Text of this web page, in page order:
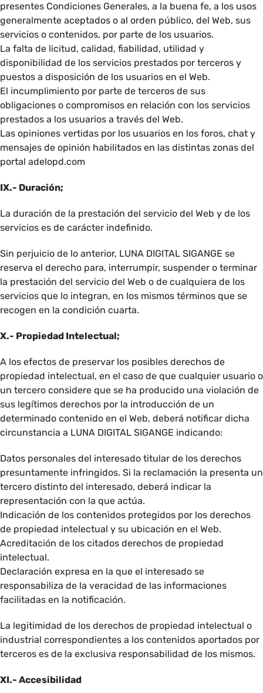
presentes Condiciones Generales, a la buena fe, a los usos
generalmente aceptados o al orden público, del Web, sus
servicios o contenidos, por parte de los usuarios.
La falta de licitud, calidad, fiabilidad, utilidad y
disponibilidad de los servicios prestados por terceros y
puestos a disposición de los usuarios en el Web.
El incumplimiento por parte de terceros de sus
obligaciones o compromisos en relación con los servicios
prestados a los usuarios a través del Web.
Las opiniones vertidas por los usuarios en los foros, chat y
mensajes de opinión habilitados en las distintas zonas del
portal adelopd.com
IX.- Duración;
La duración de la prestación del servicio del Web y de los
servicios es de carácter indefinido.
Sin perjuicio de lo anterior, LUNA DIGITAL SIGANGE se
reserva el derecho para, interrumpir, suspender o terminar
la prestación del servicio del Web o de cualquiera de los
servicios que lo integran, en los mismos términos que se
recogen en la condición cuarta.
X.- Propiedad Intelectual;
A los efectos de preservar los posibles derechos de
propiedad intelectual, en el caso de que cualquier usuario o
un tercero considere que se ha producido una violación de
sus legítimos derechos por la introducción de un
determinado contenido en el Web, deberá notificar dicha
circunstancia a LUNA DIGITAL SIGANGE indicando:
Datos personales del interesado titular de los derechos
presuntamente infringidos. Si la reclamación la presenta un
tercero distinto del interesado, deberá indicar la
representación con la que actúa.
Indicación de los contenidos protegidos por los derechos
de propiedad intelectual y su ubicación en el Web.
Acreditación de los citados derechos de propiedad
intelectual.
Declaración expresa en la que el interesado se
responsabiliza de la veracidad de las informaciones
facilitadas en la notificación.
La legitimidad de los derechos de propiedad intelectual o
industrial correspondientes a los contenidos aportados por
terceros es de la exclusiva responsabilidad de los mismos.
XI.- Accesibilidad